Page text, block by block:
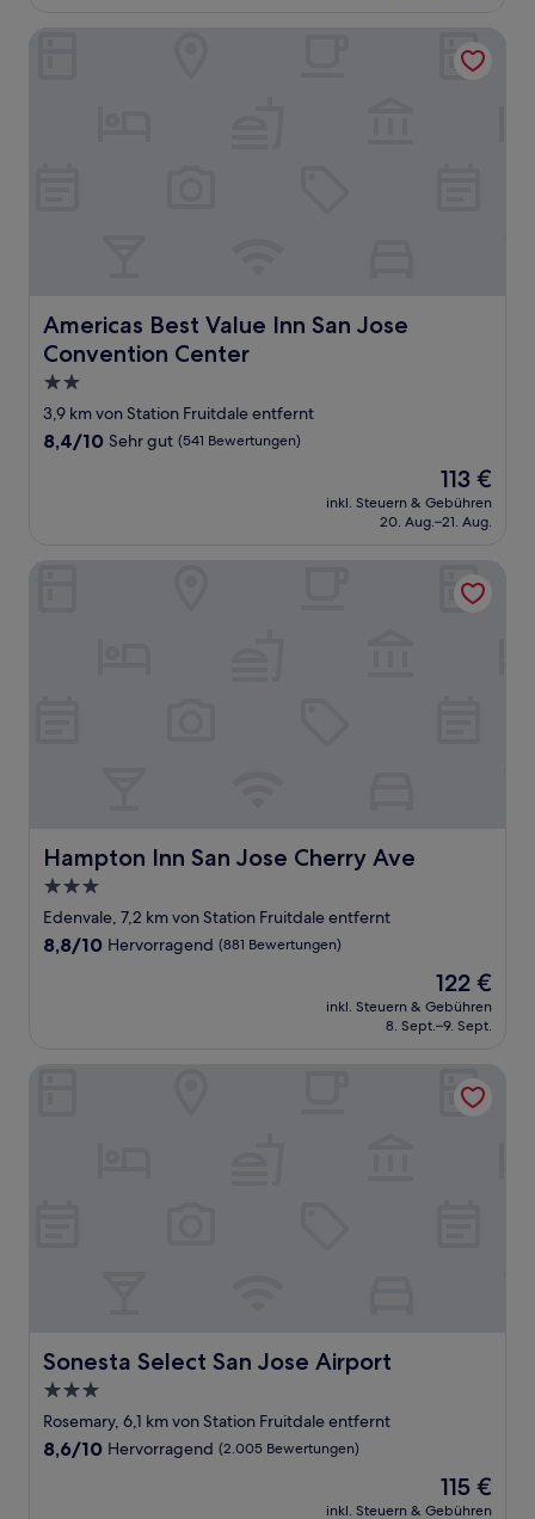
Americas Best Value Inn San Jose
Convention Center
Americas Best Value Inn San Jose Convention Center
2.0-
Sterne-
Unterkunft
3,9 km von Station Fruitdale entfernt
8.4
Bewertungen)
8,4/10 Sehr gut (541 Bewertungen)
Der
Preis
beträgt
113 €
inkl. Steuern & Gebühren
20. Aug.–21. Aug.
Americas Best Value Inn San Jose Convention Center
Hampton Inn San Jose Cherry Ave
Hampton Inn San Jose Cherry Ave
3.0-
Sterne-
Unterkunft
Edenvale, 7,2 km von Station Fruitdale entfernt
8.8
8,8/10 Hervorragend (881 Bewertungen)
Der
Preis
beträgt
122 €
inkl. Steuern & Gebühren
8. Sept.–9. Sept.
Sonesta Select San Jose Airport
Sonesta Select San Jose Airport
3.0-
Sterne-
Unterkunft
Rosemary, 6,1 km von Station Fruitdale entfernt
8.6
8,6/10 Hervorragend (2.005 Bewertungen)
Der
Preis
115 €
inkl. Steuern & Gebühren